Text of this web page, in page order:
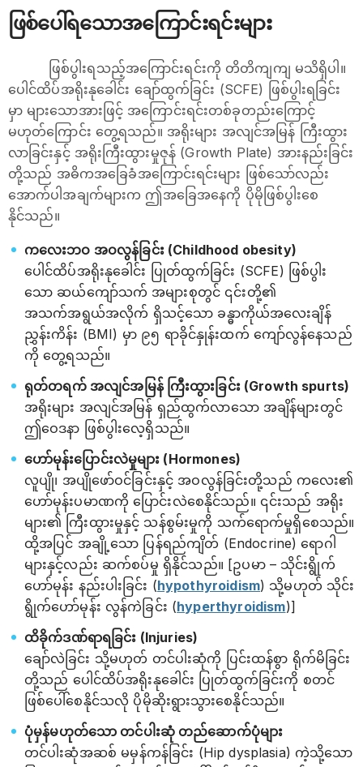
ဖြစ်ပေါ်ရသောအကြောင်းရင်းများ
ဖြစ်ပွါးရသည့်အကြောင်းရင်းကို တိတိကျကျ မသိရှိပါ။
ပေါင်ထိပ်အရိုးနုခေါင်း ချော်ထွက်ခြင်း (SCFE) ဖြစ်ပွါးရခြင်း
မှာ များသောအားဖြင့် အကြောင်းရင်းတစ်ခုတည်းကြောင့်
မဟုတ်ကြောင်း တွေ့ရသည်။ အရိုးများ အလျင်အမြန် ကြီးထွား
လာခြင်းနှင့် အရိုးကြီးထွားမှုဇုန် (Growth Plate) အားနည်းခြင်း
တို့သည် အဓိကအခြေခံအကြောင်းရင်းများ ဖြစ်သော်လည်း
အောက်ပါအချက်များက ဤအခြေအနေကို ပိုမိုဖြစ်ပွါးစေ
နိုင်သည်။
ကလေးဘဝ အဝလွန်ခြင်း (Childhood obesity)
ပေါင်ထိပ်အရိုးနုခေါင်း ပြုတ်ထွက်ခြင်း (SCFE) ဖြစ်ပွါး
သော ဆယ်ကျော်သက် အများစုတွင် ၎င်းတို့၏
အသက်အရွယ်အလိုက် ရှိသင့်သော ခန္ဓာကိုယ်အလေးချိန်
ညွှန်းကိန်း (BMI) မှာ ၉၅ ရာခိုင်နှုန်းထက် ကျော်လွန်နေသည်
ကို တွေ့ရသည်။
ရုတ်တရက် အလျင်အမြန် ကြီးထွားခြင်း (Growth spurts)
အရိုးများ အလျင်အမြန် ရှည်ထွက်လာသော အချိန်များတွင်
ဤဝေဒနာ ဖြစ်ပွါးလေ့ရှိသည်။
ဟော်မုန်းပြောင်းလဲမှုများ (Hormones)
လူပျို၊ အပျိုဖော်ဝင်ခြင်းနှင့် အဝလွန်ခြင်းတို့သည် ကလေး၏
ဟော်မုန်းပမာဏကို ပြောင်းလဲစေနိုင်သည်။ ၎င်းသည် အရိုး
များ၏ ကြီးထွားမှုနှင့် သန်စွမ်းမှုကို သက်ရောက်မှုရှိစေသည်။
ထို့အပြင် အချို့သော ပြန်ရည်ကျိတ် (Endocrine) ရောဂါ
များနှင့်လည်း ဆက်စပ်မှု ရှိနိုင်သည်။ [ဥပမာ – သိုင်းရွိုက်
ဟော်မုန်း နည်းပါးခြင်း (hypothyroidism) သို့မဟုတ် သိုင်း
ရွိုက်ဟော်မုန်း လွန်ကဲခြင်း (hyperthyroidism)]
ထိခိုက်ဒဏ်ရာရခြင်း (Injuries)
ချော်လဲခြင်း သို့မဟုတ် တင်ပါးဆုံကို ပြင်းထန်စွာ ရိုက်မိခြင်း
တို့သည် ပေါင်ထိပ်အရိုးနုခေါင်း ပြုတ်ထွက်ခြင်းကို စတင်
ဖြစ်ပေါ်စေနိုင်သလို ပိုမိုဆိုးရွားသွားစေနိုင်သည်။
ပုံမှန်မဟုတ်သော တင်ပါးဆုံ တည်ဆောက်ပုံများ
တင်ပါးဆုံအဆစ် မမှန်ကန်ခြင်း (Hip dysplasia) ကဲ့သို့သော